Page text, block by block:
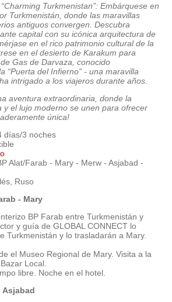
Turkmenistan”: Embárquese en
Turkmenistán, donde las maravillas
antiguos convergen. Descubra
capital con su icónica arquitectura de
en el rico patrimonio cultural de la
en el desierto de Karakum para
Gas de Darvaza, conocido
“Puerta del Infierno” - una maravilla
intrigado a los viajeros durante años.
aventura extraordinaria, donde la
y el lujo moderno se unen para ofrecer
única!
días/3 noches
Alat/Farab - Mary - Merw - Asjabad -
Ruso
- Mary
BP Farab entre Turkmenistán y
y guía de GLOBAL CONNECT lo
Turkmenistán y lo trasladarán a Mary.
el Museo Regional de Mary. Visita a la
Local.
libre. Noche en el hotel.
Asjabad